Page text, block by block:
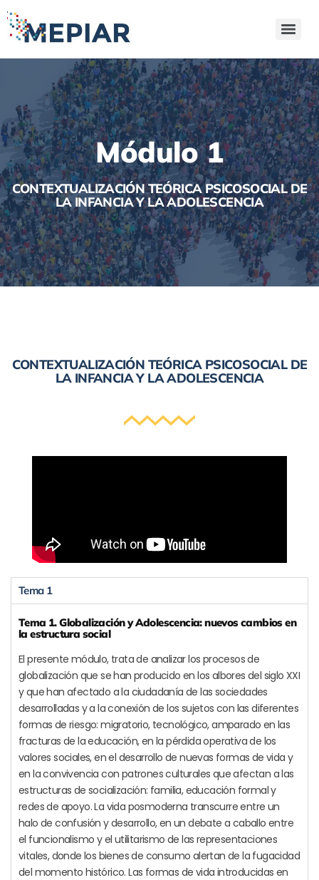
Módulo 1
CONTEXTUALIZACIÓN TEÓRICA PSICOSOCIAL DE
LA INFANCIA Y LA ADOLESCENCIA
CONTEXTUALIZACIÓN TEÓRICA PSICOSOCIAL DE
LA INFANCIA Y LA ADOLESCENCIA
Tema 1
Tema 1. Globalización y Adolescencia: nuevos cambios en
la estructura social
El presente módulo, trata de analizar los procesos de
globalización que se han producido en los albores del siglo XXI
y que han afectado a la ciudadanía de las sociedades
desarrolladas y a la conexión de los sujetos con las diferentes
formas de riesgo: migratorio, tecnológico, amparado en las
fracturas de la educación, en la pérdida operativa de los
valores sociales, en el desarrollo de nuevas formas de vida y
en la convivencia con patrones culturales que afectan a las
estructuras de socialización: familia, educación formal y
redes de apoyo. La vida posmoderna transcurre entre un
halo de confusión y desarrollo, en un debate a caballo entre
el funcionalismo y el utilitarismo de las representaciones
vitales, donde los bienes de consumo alertan de la fugacidad
del momento histórico. Las formas de vida introducidas en